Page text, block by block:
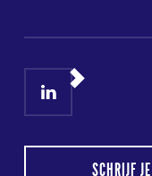
SCHRIJF